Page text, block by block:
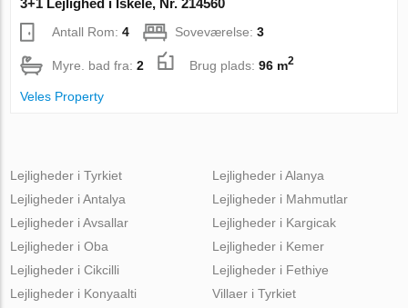
3+1 Lejlighed i Iskele, Nr. 214560
Antall Rom:4 Soveværelse:3
Myre. bad fra:2 Brug plads:96 m2
Veles Property
Lejligheder i Tyrkiet
Lejligheder i Antalya
Lejligheder i Avsallar
Lejligheder i Oba
Lejligheder i Cikcilli
Lejligheder i Alanya
Lejligheder i Mahmutlar
Lejligheder i Kargicak
Lejligheder i Kemer
Lejligheder i Fethiye
Lejligheder i Konyaalti
Villaer i Tyrkiet